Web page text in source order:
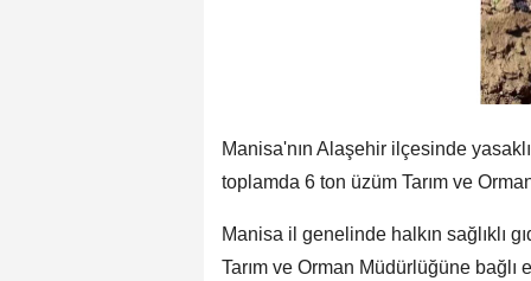
Manisa'nın Alaşehir ilçesinde
toplamda 6 ton üzüm Tarım ve
Manisa il genelinde halkın sağlıklı
Tarım ve Orman Müdürlüğüne